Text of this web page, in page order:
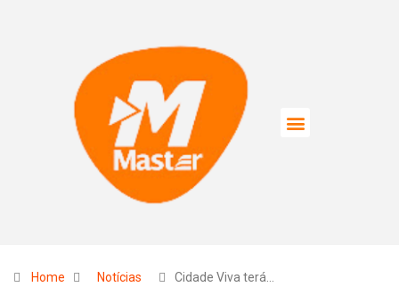
Home Notícias Cidade Viva terá…